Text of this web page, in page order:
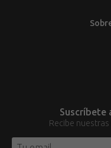
Suscríbete
Recibe